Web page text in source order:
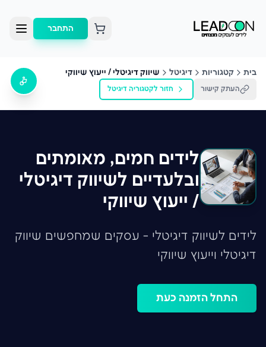
התחבר
בית קטגוריות דיגיטל שיווק דיגיטלי / ייעוץ שיווקי
העתק קישור חזור לקטגוריה דיגיטל
לידים חמים, מאומתים
ובלעדיים לשיווק דיגיטלי
/ ייעוץ שיווקי
לידים לשיווק דיגיטלי - עסקים שמחפשים שיווק
דיגיטלי וייעוץ שיווקי
התחל הזמנה כעת